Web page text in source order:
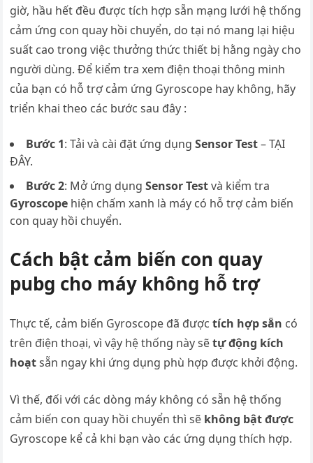
giờ, hầu hết đều được tích hợp sẵn mạng lưới hệ thống
cảm ứng con quay hồi chuyển, do tại nó mang lại hiệu
suất cao trong việc thưởng thức thiết bị hằng ngày cho
người dùng. Để kiểm tra xem điện thoại thông minh
của bạn có hỗ trợ cảm ứng Gyroscope hay không, hãy
triển khai theo các bước sau đây :
Bước 1: Tải và cài đặt ứng dụngSensor Test– TẠI
ĐÂY.
Bước 2: Mở ứng dụngSensor Testvà kiểm tra
Gyroscope hiện chấm xanh là máy có hỗ trợ cảm biến
con quay hồi chuyển.
Cách bật cảm biến con quay
pubg cho máy không hỗ trợ
Thực tế, cảm biến Gyroscope đã đượctích hợp sẵn có
trên điện thoại, vì vậy hệ thống này sẽtự động kích
hoạtsẵn ngay khi ứng dụng phù hợp được khởi động.
Vì thế, đối với các dòng máy không có sẵn hệ thống
cảm biến con quay hồi chuyển thì sẽ không bật được
Gyroscope kể cả khi bạn vào các ứng dụng thích hợp.